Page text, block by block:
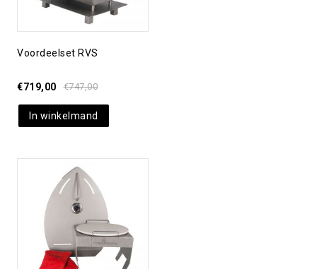
Voordeelset RVS
€747,00
€719,00
In winkelmand